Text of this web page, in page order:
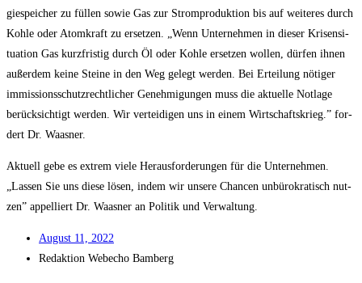
gie­spei­cher zu fül­len sowie Gas zur Strom­pro­duk­ti­on bis auf wei­te­res durch
Koh­le oder Atom­kraft zu erset­zen. „Wenn Unter­neh­men in die­ser Kri­sen­si­
tua­ti­on Gas kurz­fris­tig durch Öl oder Koh­le erset­zen wol­len, dür­fen ihnen
außer­dem kei­ne Stei­ne in den Weg gelegt wer­den. Bei Ertei­lung nöti­ger
immis­si­ons­schutz­recht­li­cher Geneh­mi­gun­gen muss die aktu­el­le Not­la­ge
berück­sich­tigt wer­den. Wir ver­tei­di­gen uns in einem Wirt­schafts­krieg.” for­
dert Dr. Waasner.
Aktu­ell gebe es extrem vie­le Her­aus­for­de­run­gen für die Unter­neh­men.
„Las­sen Sie uns die­se lösen, indem wir unse­re Chan­cen unbü­ro­kra­tisch nut­
zen” appel­liert Dr. Waas­ner an Poli­tik und Verwaltung.
August 11, 2022
Redak­ti­on Web­echo Bamberg